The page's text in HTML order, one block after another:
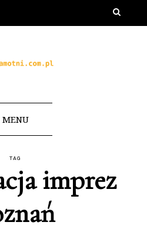
MENU
TAG
imprez